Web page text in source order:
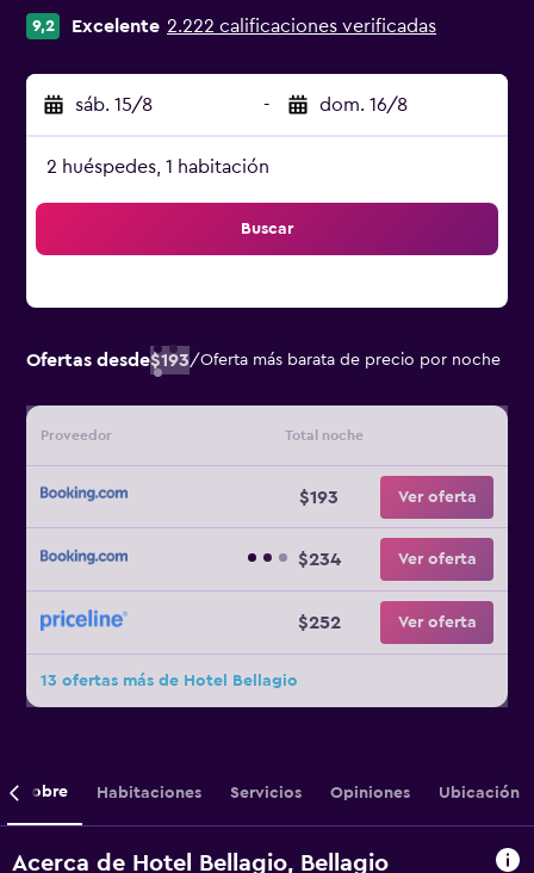
9,2 Excelente 2.222 calificaciones verificadas
sáb. 15/8 - dom. 16/8
2 huéspedes, 1 habitación
Buscar
Ofertas desde$193/Oferta más barata de precio por noche
Proveedor Total noche
$193 Ver oferta
$234 Ver oferta
$252 Ver oferta
13 ofertas más de Hotel Bellagio
Sobre Habitaciones Servicios Opiniones Ubicación
Acerca de Hotel Bellagio, Bellagio